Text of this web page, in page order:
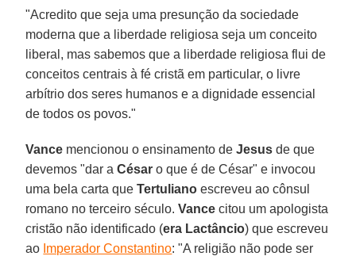
"Acredito que seja uma presunção da sociedade
moderna que a liberdade religiosa seja um conceito
liberal, mas sabemos que a liberdade religiosa flui de
conceitos centrais à fé cristã em particular, o livre
arbítrio dos seres humanos e a dignidade essencial
de todos os povos."
Vance mencionou o ensinamento deJesus de que
devemos "dar aCésar o que é de César" e invocou
uma bela carta queTertuliano escreveu ao cônsul
romano no terceiro século.Vance citou um apologista
cristão não identificado (era Lactâncio) que escreveu
ao Imperador Constantino: "A religião não pode ser